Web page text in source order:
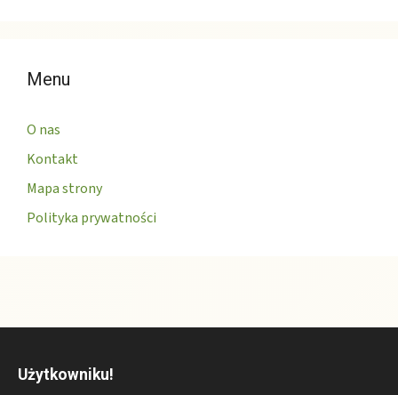
Menu
O nas
Kontakt
Mapa strony
Polityka prywatności
Użytkowniku!